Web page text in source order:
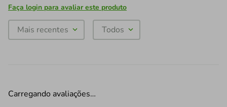
Faça login para avaliar este produto
Mais recentes Todos
Carregando avaliações…